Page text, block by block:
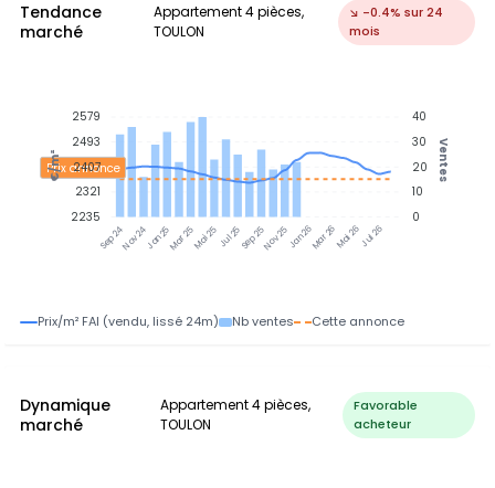
Tendance
marché
Appartement 4 pièces,
TOULON
↘ -0.4% sur 24
mois
Sep 24Nov 24Jan 25Mar 25Mai 25Jul 25Sep 25Nov 25Jan 26Mar 26Mai 26Jul 26
Prix annonce
40
30
20
10
0
Ventes
2579
2493
2407
2321
2235
€/m²
Prix/m² FAI (vendu, lissé 24m) Nb ventes Cette annonce
Dynamique
marché
Appartement 4 pièces,
TOULON
Favorable
acheteur